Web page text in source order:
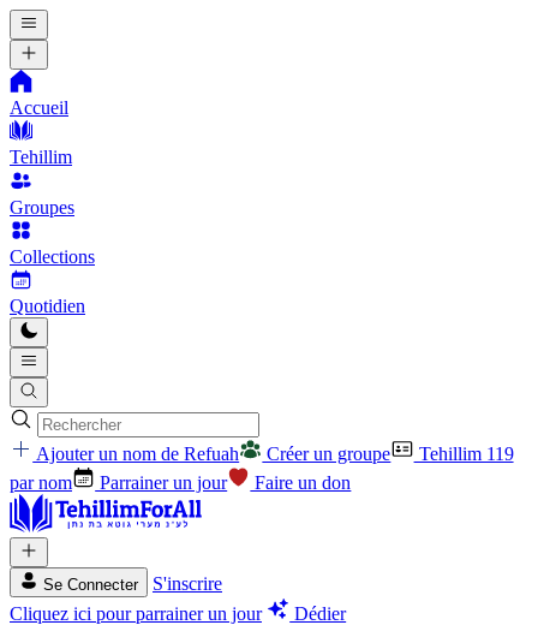
Accueil
Tehillim
Groupes
Collections
Quotidien
Ajouter un nom de Refuah Créer un groupe
Tehillim 119
par nom
Parrainer un jour Faire un don
Se Connecter
S'inscrire
Cliquez ici pour parrainer un jour
Dédier